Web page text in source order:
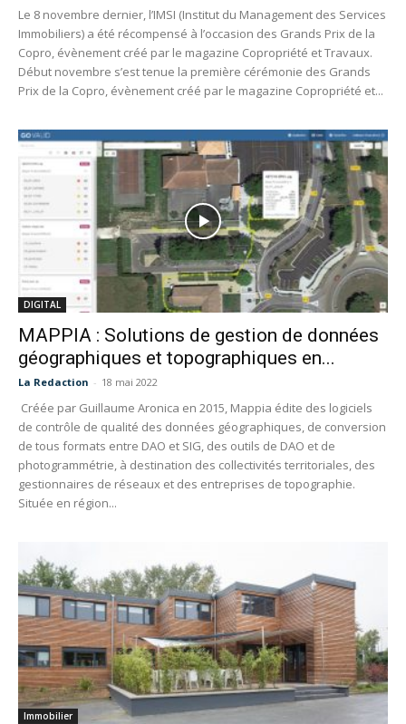
Le 8 novembre dernier, l’IMSI (Institut du Management des Services
Immobiliers) a été récompensé à l’occasion des Grands Prix de la
Copro, évènement créé par le magazine Copropriété et Travaux.
Début novembre s’est tenue la première cérémonie des Grands
Prix de la Copro, évènement créé par le magazine Copropriété et...
DIGITAL
MAPPIA : Solutions de gestion de données
géographiques et topographiques en...
La Redaction - 18 mai 2022
Créée par Guillaume Aronica en 2015, Mappia édite des logiciels
de contrôle de qualité des données géographiques, de conversion
de tous formats entre DAO et SIG, des outils de DAO et de
photogrammétrie, à destination des collectivités territoriales, des
gestionnaires de réseaux et des entreprises de topographie.
Située en région...
Immobilier